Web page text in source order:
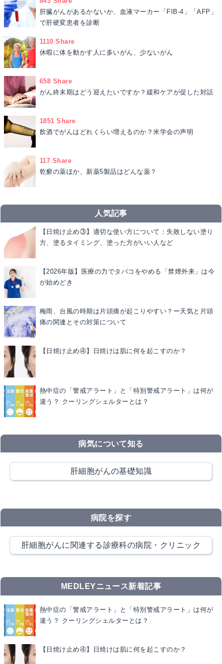
肝臓がんがあるかないか、血液マーカー「FIB-4」「AFP」
で肝硬変患者を診断
1110 Share
休暇に体を動かす人に多いがん、少ないがん
658 Share
がん終末期はどう迎えたいですか？緩和ケアが促した対話
1851 Share
飲酒でがんはどれくらい増えるのか？米学会の声明
117 Share
乾癬の薬ほか、新薬5製品はどんな薬？
人気記事
【日焼け止め③】適切な使い方について：失敗しない塗り
方、塗るタイミング、塗った方がいい人など
【2026年版】医療の力でタバコをやめる「禁煙外来」は今
が始めどき
梅雨、台風の時期は片頭痛が起こりやすい？ー天気と片頭
痛の関連とその対策について
【日焼け止め④】日焼けは肌に何を起こすのか？
熱中症の「警戒アラート」と「特別警戒アラート」は何が
違う？ クーリングシェルターとは？
病気について知る
肝細胞がんの基礎知識
病院を探す
肝細胞がんに関連する診療科の病院・クリニック
MEDLEYニュース新着記事
熱中症の「警戒アラート」と「特別警戒アラート」は何が
違う？ クーリングシェルターとは？
【日焼け止め④】日焼けは肌に何を起こすのか？